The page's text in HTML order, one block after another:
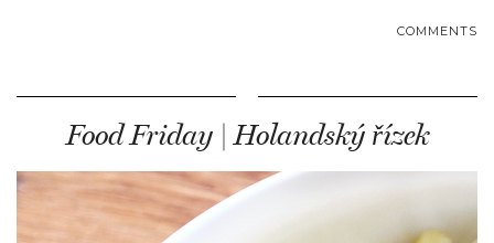
COMMENTS
Food Friday | Holandský řízek